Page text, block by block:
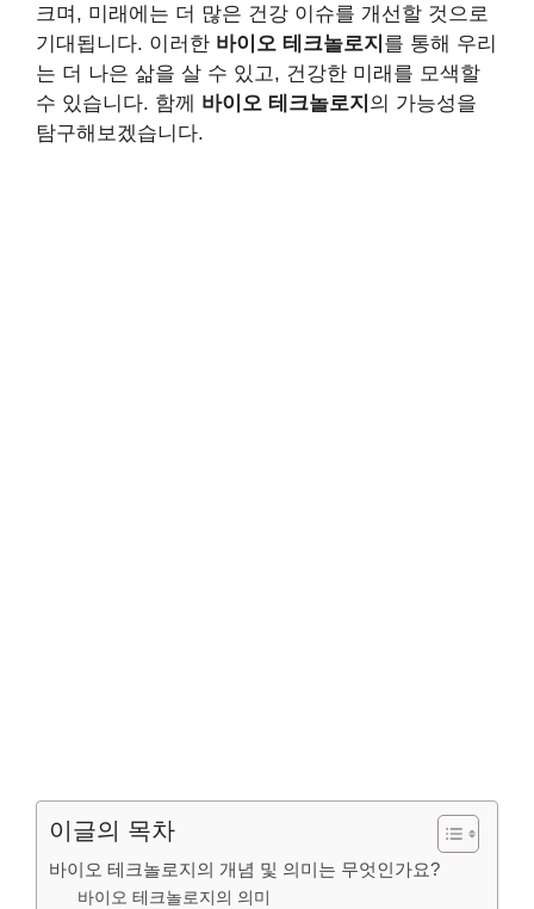
크며, 미래에는 더 많은 건강 이슈를 개선할 것으로
기대됩니다. 이러한 바이오 테크놀로지 를 통해 우리
는 더 나은 삶을 살 수 있고, 건강한 미래를 모색할
수 있습니다. 함께 바이오 테크놀로지 의 가능성을
탐구해보겠습니다.
이글의 목차
바이오 테크놀로지의 개념 및 의미는 무엇인가요?
바이오 테크놀로지의 의미